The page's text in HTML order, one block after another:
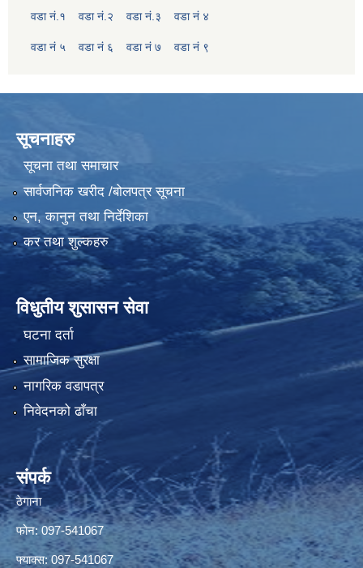
वडा नं.१ वडा नं.२ वडा नं.३ वडा नं ४
वडा नं ५ वडा नं ६ वडा नं ७ वडा नं ९
सूचनाहरु
सूचना तथा समाचार
सार्वजनिक खरीद /बोलपत्र सूचना
एन, कानुन तथा निर्देशिका
कर तथा शुल्कहरु
विधुतीय शुसासन सेवा
घटना दर्ता
सामाजिक सुरक्षा
नागरिक वडापत्र
निवेदनको ढाँचा
संपर्क
ठेगाना
फोन: 097-541067
फ्याक्स: 097-541067